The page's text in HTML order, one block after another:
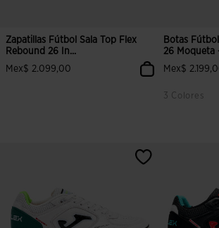
Zapatillas Fútbol Sala Top Flex
Rebound 26 In...
Mex$ 2.099,00
Botas
26 Moqueta
Mex$
3 Colores